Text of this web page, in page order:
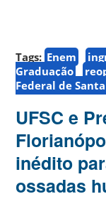
Tags: Enem
Graduação
Federal de
UFSC e
inédito
ossadas